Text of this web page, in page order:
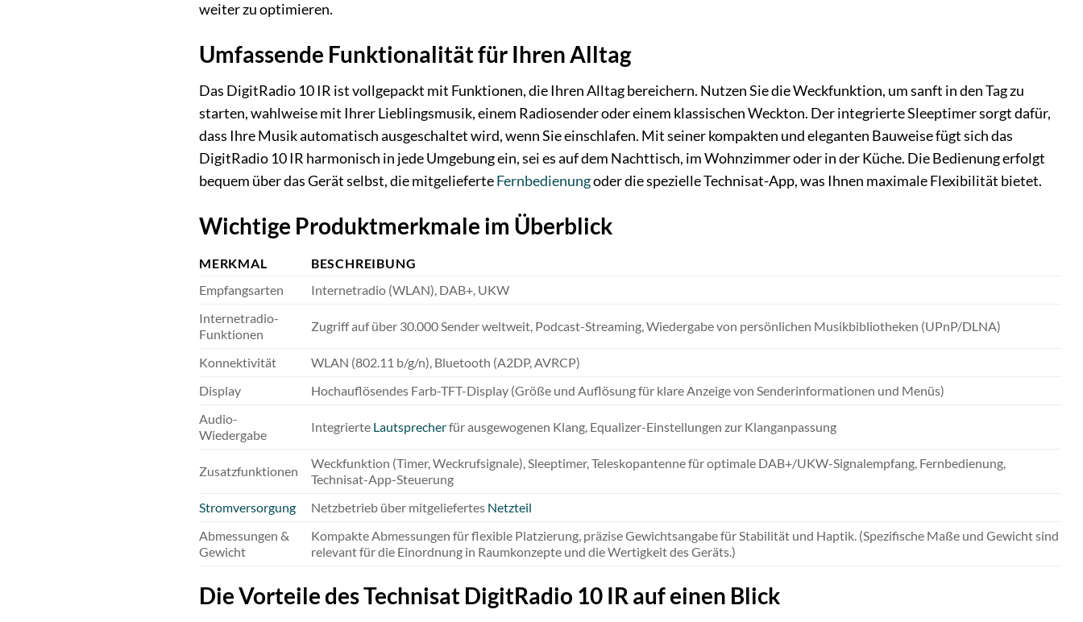
weiter zu optimieren.
Umfassende Funktionalität für Ihren Alltag
Das DigitRadio 10 IR ist vollgepackt mit Funktionen, die Ihren Alltag bereichern. Nutzen Sie die Weckfunktion, um sanft in den Tag zu
starten, wahlweise mit Ihrer Lieblingsmusik, einem Radiosender oder einem klassischen Weckton. Der integrierte Sleeptimer sorgt dafür,
dass Ihre Musik automatisch ausgeschaltet wird, wenn Sie einschlafen. Mit seiner kompakten und eleganten Bauweise fügt sich das
DigitRadio 10 IR harmonisch in jede Umgebung ein, sei es auf dem Nachttisch, im Wohnzimmer oder in der Küche. Die Bedienung erfolgt
bequem über das Gerät selbst, die mitgelieferteFernbedienungoder die spezielle Technisat-App, was Ihnen maximale Flexibilität bietet.
Wichtige Produktmerkmale im Überblick
MERKMAL
BESCHREIBUNG
Empfangsarten
Internetradio (WLAN), DAB+, UKW
Internetradio-
Funktionen
Zugriff auf über 30.000 Sender weltweit, Podcast-Streaming, Wiedergabe von persönlichen Musikbibliotheken (UPnP/DLNA)
Konnektivität
WLAN (802.11 b/g/n), Bluetooth (A2DP, AVRCP)
Display
Hochauflösendes Farb-TFT-Display (Größe und Auflösung für klare Anzeige von Senderinformationen und Menüs)
Audio-
Wiedergabe
Integrierte Lautsprecherfür ausgewogenen Klang, Equalizer-Einstellungen zur Klanganpassung
Zusatzfunktionen
Weckfunktion (Timer, Weckrufsignale), Sleeptimer, Teleskopantenne für optimale DAB+/UKW-Signalempfang, Fernbedienung,
Technisat-App-Steuerung
Stromversorgung
Netzbetrieb über mitgeliefertes Netzteil
Abmessungen &
Gewicht
Kompakte Abmessungen für flexible Platzierung, präzise Gewichtsangabe für Stabilität und Haptik. (Spezifische Maße und Gewicht sind
relevant für die Einordnung in Raumkonzepte und die Wertigkeit des Geräts.)
Die Vorteile des Technisat DigitRadio 10 IR auf einen Blick